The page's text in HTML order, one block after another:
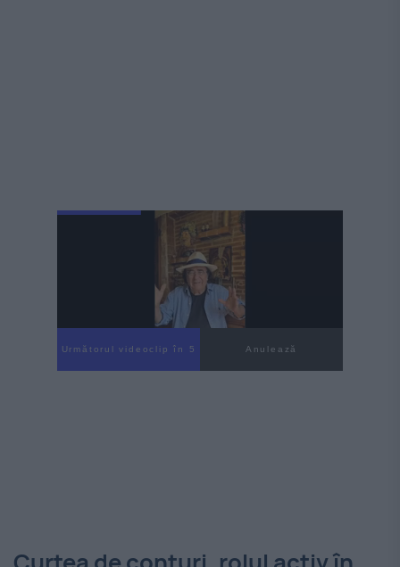
Următorul videoclip în 4 Anulează